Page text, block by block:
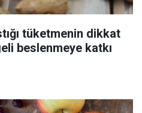
tüketmenin dikkat
beslenmeye katkı